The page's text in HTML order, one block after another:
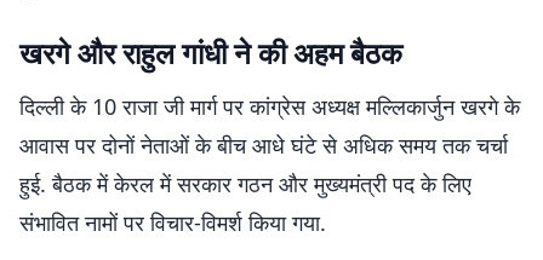
खरगे और राहुल गांधी ने की अहम बैठक
दिल्ली के 10 राजा जी मार्ग पर कांग्रेस अध्यक्ष मल्लिकार्जुन खरगे के
आवास पर दोनों नेताओं के बीच आधे घंटे से अधिक समय तक चर्चा
हुई. बैठक में केरल में सरकार गठन और मुख्यमंत्री पद के लिए
संभावित नामों पर विचार-विमर्श किया गया.